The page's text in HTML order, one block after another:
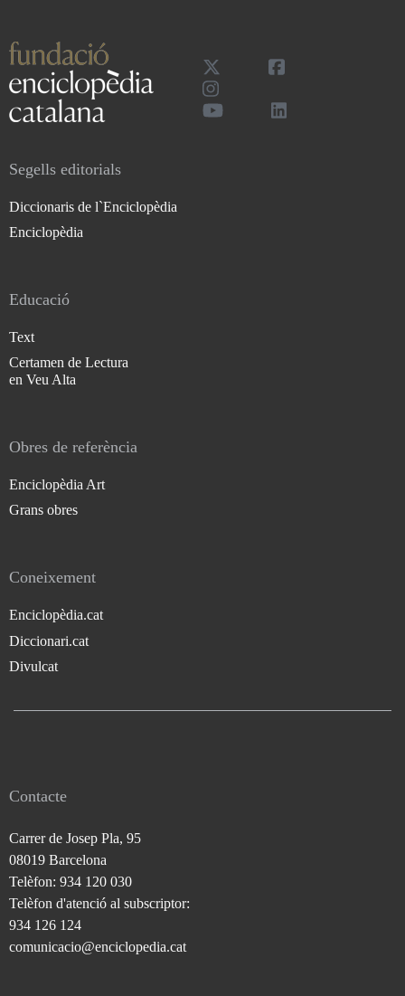
Segells editorials
Diccionaris de l`Enciclopèdia
Enciclopèdia
Educació
Text
Certamen de Lectura
en Veu Alta
Obres de referència
Enciclopèdia Art
Grans obres
Coneixement
Enciclopèdia.cat
Diccionari.cat
Divulcat
Contacte
Carrer de Josep Pla, 95
08019 Barcelona
Telèfon: 934 120 030
Telèfon d'atenció al subscriptor:
934 126 124
comunicacio@enciclopedia.cat